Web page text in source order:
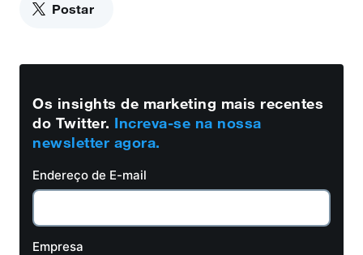
Postar
Os insights de marketing mais recentes
do Twitter. Increva-se na nossa
newsletter agora.
Endereço de E-mail
Empresa